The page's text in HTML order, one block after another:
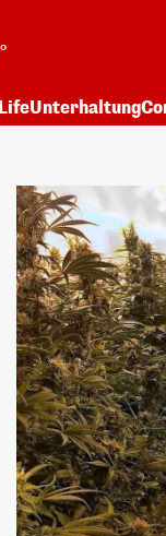
LifeUnterhaltung